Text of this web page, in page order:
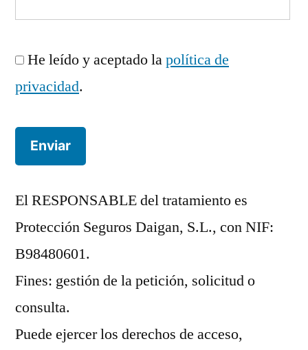
He leído y aceptado lapolítica de
privacidad.
El RESPONSABLE del tratamiento es
Protección Seguros Daigan, S.L., con NIF:
B98480601.
Fines: gestión de la petición, solicitud o
consulta.
Puede ejercer los derechos de acceso,